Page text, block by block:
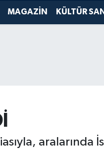
MAGAZİN KÜLTÜR
aralarında